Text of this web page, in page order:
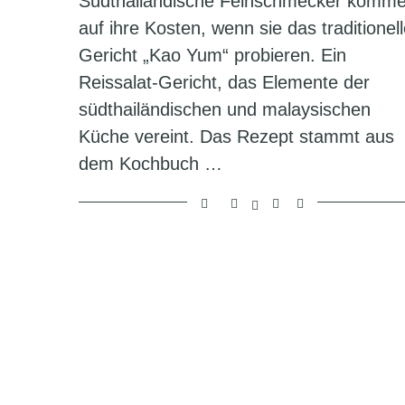
auf ihre Kosten, wenn sie das
Gericht „Kao Yum“ probieren. Ein
Reissalat-Gericht, das Elemente der
südthailändischen und malaysischen
Küche vereint. Das Rezept stammt aus
dem Kochbuch …